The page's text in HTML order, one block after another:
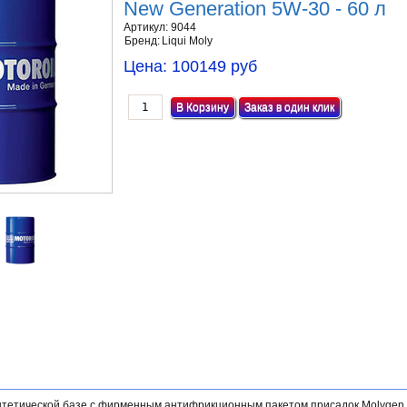
New Generation 5W-30 - 60 л
Артикул: 9044
Бренд: Liqui Moly
Цена: 100149 руб
Заказ в один клик